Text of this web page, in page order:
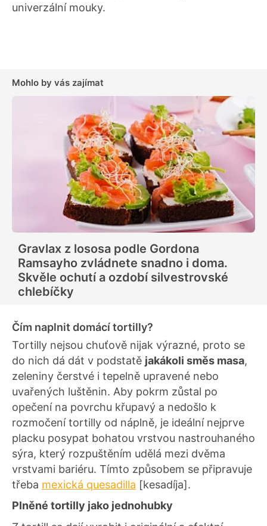
univerzální mouky.
Mohlo by vás zajímat
Gravlax z lososa podle Gordona
Ramsayho zvládnete snadno i doma.
Skvěle ochutí a ozdobí silvestrovské
chlebíčky
Čím naplnit domácí tortilly?
Tortilly nejsou chuťově nijak výrazné, proto se
do nich dá dát v podstatě jakákoli směs masa,
zeleniny čerstvé i tepelně upravené nebo
uvařených luštěnin. Aby pokrm zůstal po
opečení na povrchu křupavý a nedošlo k
rozmočení tortilly od náplně, je ideální nejprve
placku posypat bohatou vrstvou nastrouhaného
sýra, který rozpuštěním udělá mezi dvěma
vrstvami bariéru. Tímto způsobem se připravuje
třeba mexická quesadilla [kesadíja].
Plněné tortilly jako jednohubky